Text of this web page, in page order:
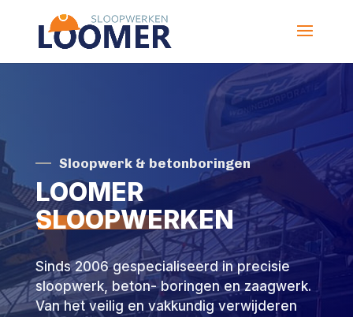
Sloopwerk & betonboringen
LOOMER
SLOOPWERKEN
Sinds 2006 gespecialiseerd in precisie
sloopwerk, beton- boringen en zaagwerk.
Van het veilig en vakkundig verwijderen